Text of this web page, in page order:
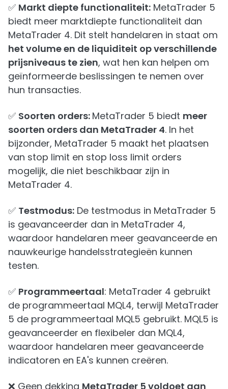
✅ Markt diepte functionaliteit: MetaTrader 5
biedt meer marktdiepte functionaliteit dan
MetaTrader 4. Dit stelt handelaren in staat om
het volume en de liquiditeit op verschillende
prijsniveaus te zien, wat hen kan helpen om
geïnformeerde beslissingen te nemen over
hun transacties.
✅ Soorten orders: MetaTrader 5 biedt meer
soorten orders dan MetaTrader 4. In het
bijzonder, MetaTrader 5 maakt het plaatsen
van stop limit en stop loss limit orders
mogelijk, die niet beschikbaar zijn in
MetaTrader 4.
✅ Testmodus: De testmodus in MetaTrader 5
is geavanceerder dan in MetaTrader 4,
waardoor handelaren meer geavanceerde en
nauwkeurige handelsstrategieën kunnen
testen.
✅ Programmeertaal: MetaTrader 4 gebruikt
de programmeertaal MQL4, terwijl MetaTrader
5 de programmeertaal MQL5 gebruikt. MQL5 is
geavanceerder en flexibeler dan MQL4,
waardoor handelaren meer geavanceerde
indicatoren en EA's kunnen creëren.
❌ Geen dekking MetaTrader 5 voldoet aan